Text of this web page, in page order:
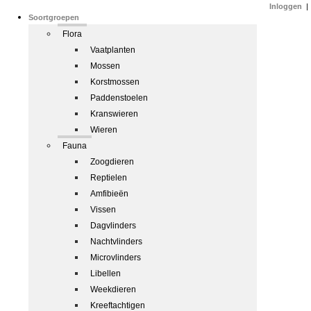
Soortgroepen
Flora
Vaatplanten
Mossen
Korstmossen
Paddenstoelen
Kranswieren
Wieren
Fauna
Zoogdieren
Reptielen
Amfibieën
Vissen
Dagvlinders
Nachtvlinders
Microvlinders
Libellen
Weekdieren
Kreeftachtigen
Inloggen |